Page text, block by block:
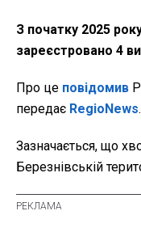
З початку 2025
зареєстровано 4
Про це повідомив
передає RegioNews.
Зазначається, що
Березнівській